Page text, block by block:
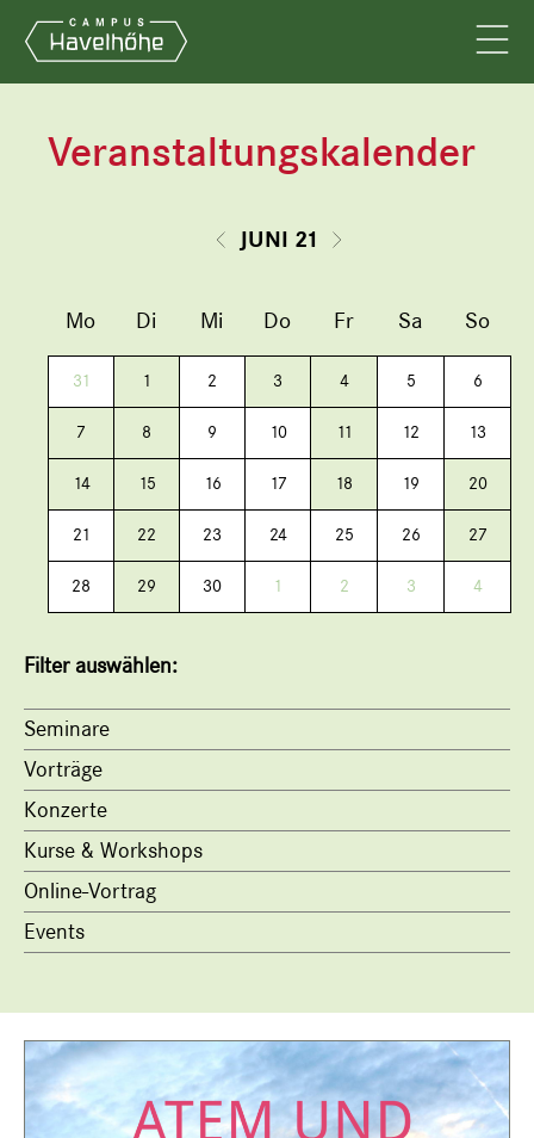
Veranstaltungskalender
JUNI 21
Mo Di Mi Do Fr Sa So
31 1 2 3 4 5 6
7 8 9 10 11 12 13
14 15 16 17 18 19 20
21 22 23 24 25 26 27
28 29 30 1 2 3 4
Filter auswählen:
Seminare
Vorträge
Konzerte
Kurse & Workshops
Online-Vortrag
Events